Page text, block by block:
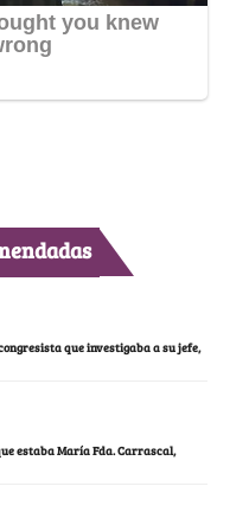
que investigaba a su jefe,
estaba María Fda. Carrascal,